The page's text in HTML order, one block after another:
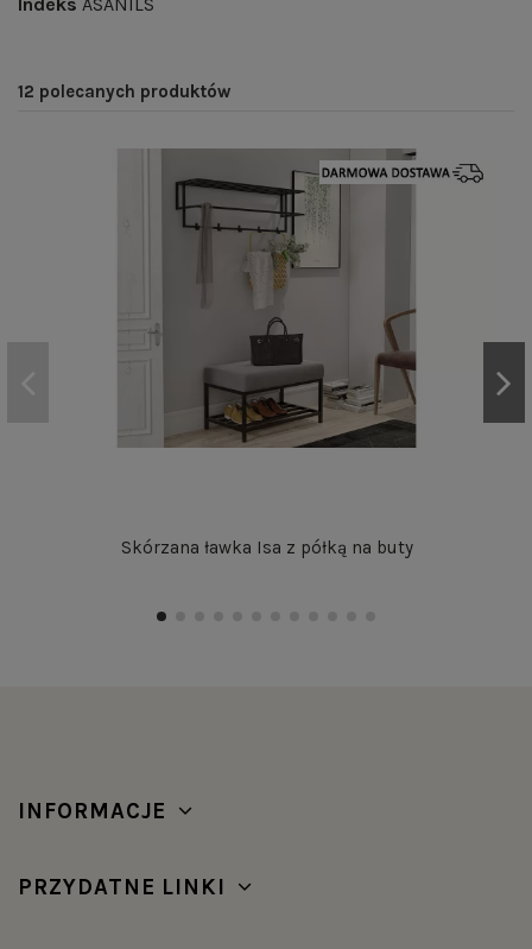
Indeks ASANILS
12 polecanych produktów
Skórzana ławka Isa z półką na buty
INFORMACJE
PRZYDATNE LINKI